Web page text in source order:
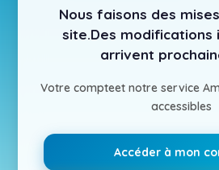
Nous faisons des
site.Des modifications
arrivent
Votre compteet notre service
accessibles
Accéder à mon